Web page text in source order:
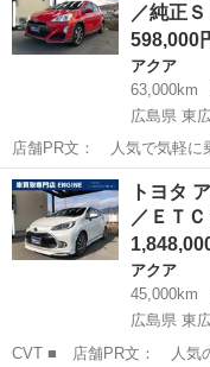
／純正
598,000
アクア
63,000km
広島県 東
店舗PR文： 人気で気軽に
軽にお問合せ下さ…
広島 東広島市 アク
トヨタ
／ＥＴ
アクア
45,000km
広島県 東
CVT ■ 店舗PR文： 人気